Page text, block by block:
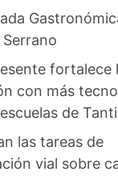
fortalece
con más
de Tanti
las tareas de
vial sobre